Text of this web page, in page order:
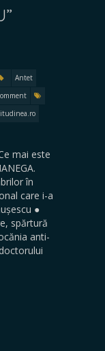
Antet
mai este
în
care i-a
●
spărtură
anti-